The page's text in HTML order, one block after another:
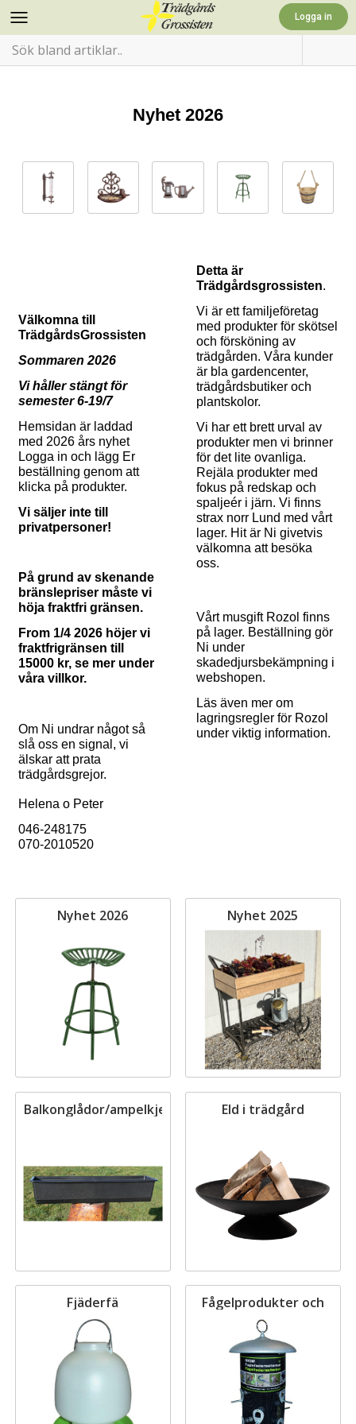
Nyhet 2026
Välkomna till
TrädgårdsGrossisten
Sommaren 2026
Vi håller stängt för
semester 6-19/7
Hemsidan är laddad
med 2026 års nyhet
Logga in och lägg Er
beställning genom att
klicka på produkter.
Vi säljer inte till
privatpersoner!
På grund av skenande
bränslepriser måste vi
höja fraktfri gränsen.
From 1/4 2026 höjer vi
fraktfrigränsen till
15000 kr, se mer under
våra villkor.
Om Ni undrar något så
slå oss en signal, vi
älskar att prata
trädgårdsgrejor.
Helena o Peter
046-248175
070-2010520
Detta är
Trädgårdsgrossisten.
Vi är ett familjeföretag
med produkter för skötsel
och försköning av
trädgården. Våra kunder
är bla gardencenter,
trädgårdsbutiker och
plantskolor.
Vi har ett brett urval av
produkter men vi brinner
för det lite ovanliga.
Rejäla produkter med
fokus på redskap och
spaljeér i järn. Vi finns
strax norr Lund med vårt
lager. Hit är Ni givetvis
välkomna att besöka
oss.
Vårt musgift Rozol finns
på lager. Beställning gör
Ni under
skadedjursbekämpning i
webshopen.
Läs även mer om
lagringsregler för Rozol
under viktig information.
Nyhet 2026 Nyhet 2025
Balkonglådor/ampelkjedjor Eld i trädgård
Fjäderfä
Fågelprodukter och
insektshotell